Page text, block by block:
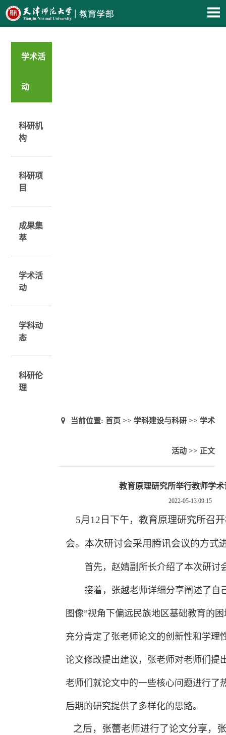
学术活
动
科研机
构
科研项
目
成果集
萃
学术活
动
学科动
态
科研伦
理
当前位置: 首页 >> 学科建设与科研 >> 学术
活动>> 正文
教育原理研究所举行教师学
2022-05-13 09:15
5月12日下午，教育原理研究所召
会。本次研讨会采用腾讯会议的方式
首先，赵婧副所长介绍了本次研讨
接着，张越老师详细分享阐述了
图像”视角下偏远民族地区基础教育的
充分肯定了张老师论文的创新性和学理
论文修改提出建议，张老师对老师们提
老师们就论文中的一些核心问题进行了
后期的研究提供了多样化的思路。
之后，张蕾老师进行了论文分享，